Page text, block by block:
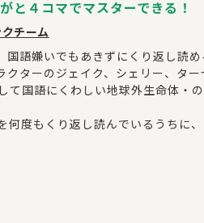
と４コマでマスターできる！
チーム
国語嫌いでもあきずにくり返し読
ターのジェイク、シェリー、ター
て国語にくわしい地球外生命体・
度もくり返し読んでいるうちに